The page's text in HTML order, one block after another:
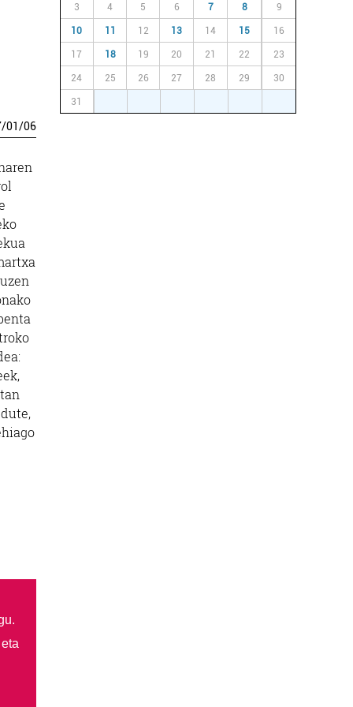
/01/06
3 4 5 6 7 8 9
10 11 12 13 14 15 16
17 18 19 20 21 22 23
24 25 26 27 28 29 30
31